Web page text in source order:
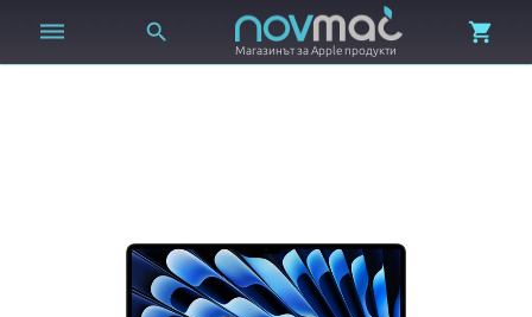
 
Магазинът за Apple продукти
